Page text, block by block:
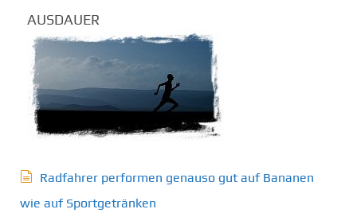
AUSDAUER
Radfahrer performen genauso gut auf Bananen
wie auf Sportgetränken